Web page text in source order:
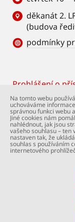
děkanát 2.
(budova
podmínky
Footer
Prohlášení o
© Univerzita
práva
Podpora webu:
Na tomto webu
uchováváme
správnou funkci webu
Jiné cookies nám
nahlédnout, jak jsou
vašeho souhlasu –
nastaven tak, že
souhlas s používáním
internetového